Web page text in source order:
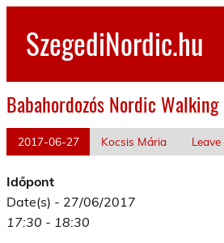
Skip
contentSzegediNordic.hu
Babahordozós Nordic Walking
2017-06-27 Kocsis Mária
Időpont
Date(s) - 27/06/2017
17:30 - 18:30